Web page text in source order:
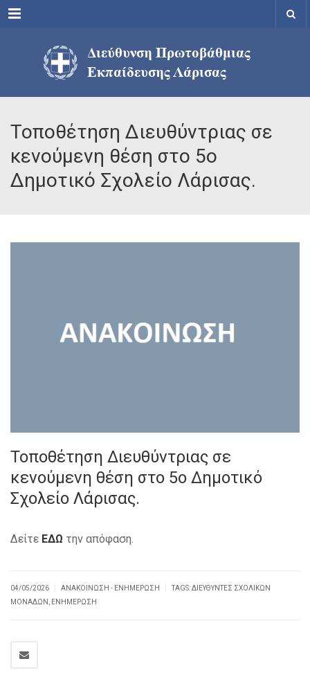
Menu
Τοποθέτηση Διευθύντριας σε
κενούμενη θέση στο 5ο
Δημοτικό Σχολείο Λάρισας.
Τοποθέτηση Διευθύντριας σε
κενούμενη θέση στο 5ο Δημοτικό
Σχολείο Λάρισας.
Δείτε ΕΔΩ την απόφαση.
04/05/2026 ΑΝΑΚΟΊΝΩΣΗ - ΕΝΗΜΈΡΩΣΗ TAGS:ΔΙΕΥΘΥΝΤΈΣ ΣΧΟΛΙΚΏΝ
ΜΟΝΆΔΩΝ
ΕΝΗΜΈΡΩΣΗ